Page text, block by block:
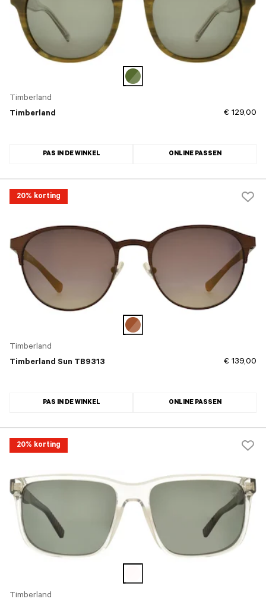
Timberland
Timberland
€ 129,00
PAS IN DE WINKEL ONLINE PASSEN
20% korting
Timberland
Timberland Sun TB9313
€ 139,00
PAS IN DE WINKEL ONLINE PASSEN
20% korting
Timberland